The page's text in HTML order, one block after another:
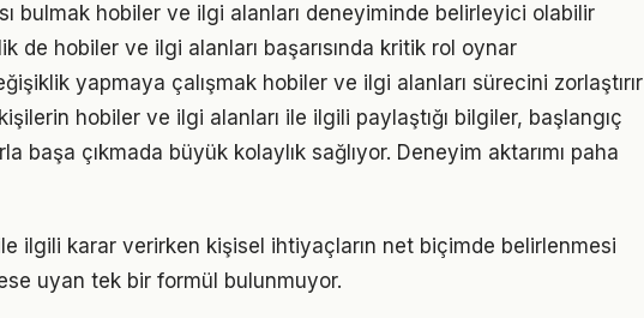
bulmak hobiler ve ilgi alanları deneyiminde belirleyici olabilir
de hobiler ve ilgi alanları başarısında kritik rol oynar
yapmaya çalışmak hobiler ve ilgi alanları sürecini zorlaştırır
hobiler ve ilgi alanları ile ilgili paylaştığı bilgiler, başlangıç
başa çıkmada büyük kolaylık sağlıyor. Deneyim aktarımı paha
ilgili karar verirken kişisel ihtiyaçların net biçimde belirlenmesi
uyan tek bir formül bulunmuyor.